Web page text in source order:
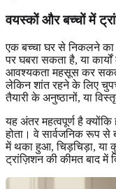
वयस्कों और बच्चों में
एक बच्चा घर से निकलने
पर घबरा सकता है, या
आवश्यकता महसूस कर
लेकिन शांत रहने के लिए
तैयारी के अनुष्ठानों, या
यह अंतर महत्वपूर्ण है
होता। वे सार्वजनिक रूप
में थका हुआ, चिड़चिड़ा,
ट्रांज़िशन की कीमत बाद में